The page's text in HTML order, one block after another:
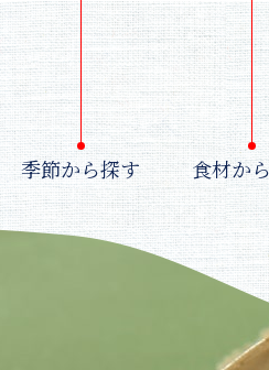
季節から探す 食材か